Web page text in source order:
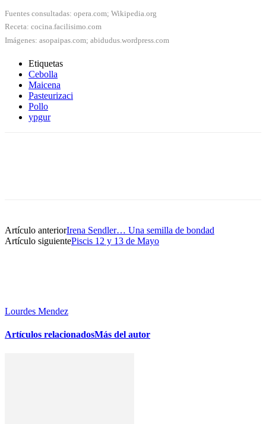
Fuentes consultadas: opera.com; Wikipedia.org
Receta: cocina.facilisimo.com
Imágenes: asopaipas.com; abidudus.wordpress.com
Etiquetas
Cebolla
Maicena
Pasteurizaci
Pollo
ypgur
Artículo anteriorIrena Sendler… Una semilla de bondad
Artículo siguientePiscis 12 y 13 de Mayo
Lourdes Mendez
Artículos relacionadosMás del autor